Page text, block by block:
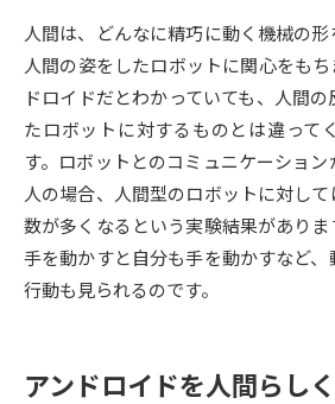
高等学校（情報）教員資格認定
試験
大学研究
大学で学べる内容や特徴を調べる
新増設大学・学部・学科特集
人間は、どんなに精巧に動く機械の形
人間の姿をしたロボットに関心をも
ドロイドだとわかっていても、人間
たロボットに対するものとは違って
す。ロボットとのコミュニケーショ
人の場合、人間型のロボットに対し
数が多くなるという実験結果があり
手を動かすと自分も手を動かすなど、
行動も見られるのです。
アンドロイドを人間らし